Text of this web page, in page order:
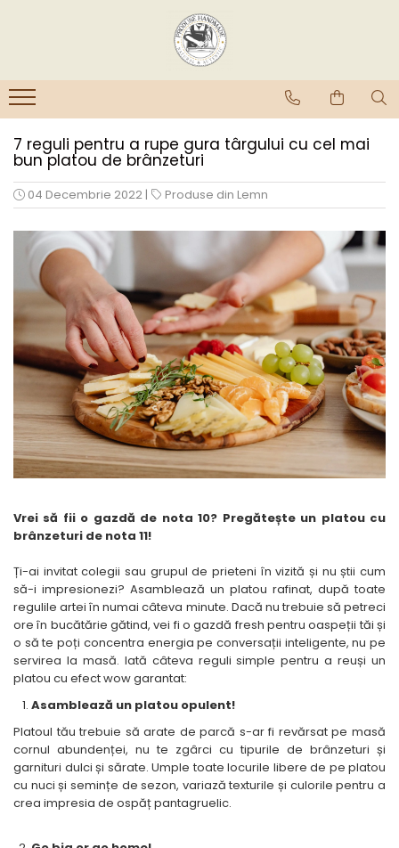
7 reguli pentru a rupe gura târgului cu cel mai
bun platou de brânzeturi
04 Decembrie 2022 | Produse din Lemn
Vrei să fii o gazdă de nota 10? Pregătește un platou cu
brânzeturi de nota 11!
Ți-ai invitat colegii sau grupul de prieteni în vizită și nu știi cum
să-i impresionezi? Asamblează un platou rafinat, după toate
regulile artei în numai câteva minute. Dacă nu trebuie să petreci
ore în bucătărie gătind, vei fi o gazdă fresh pentru oaspeții tăi și
o să te poți concentra energia pe conversații inteligente, nu pe
servirea la masă. Iată câteva reguli simple pentru a reuși un
platou cu efect wow garantat:
Asamblează un platou opulent!
Platoul tău trebuie să arate de parcă s-ar fi revărsat pe masă
cornul abundenței, nu te zgârci cu tipurile de brânzeturi și
garnituri dulci și sărate. Umple toate locurile libere de pe platou
cu nuci și semințe de sezon, variază texturile și culorile pentru a
crea impresia de ospăț pantagruelic.